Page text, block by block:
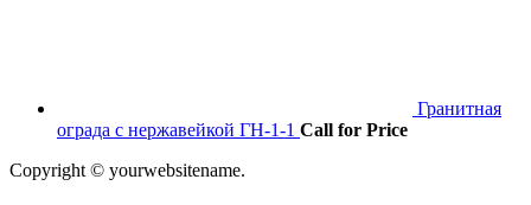
Гранитная
ограда с нержавейкой ГН-1-1 Call for Price
Copyright © yourwebsitename.